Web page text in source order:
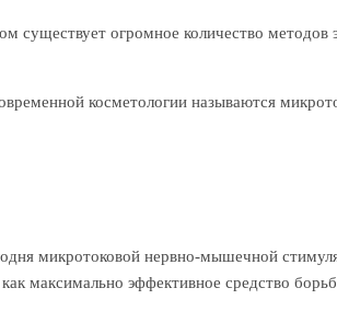
существует огромное количество методов
косметологии называются
микротоковой нервно-мышечной
максимально эффективное средство